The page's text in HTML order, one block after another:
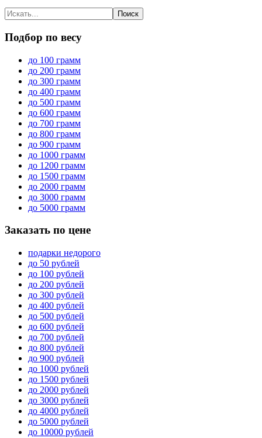
Подбор по весу
до 100 грамм
до 200 грамм
до 300 грамм
до 400 грамм
до 500 грамм
до 600 грамм
до 700 грамм
до 800 грамм
до 900 грамм
до 1000 грамм
до 1200 грамм
до 1500 грамм
до 2000 грамм
до 3000 грамм
до 5000 грамм
Заказать по цене
подарки недорого
до 50 рублей
до 100 рублей
до 200 рублей
до 300 рублей
до 400 рублей
до 500 рублей
до 600 рублей
до 700 рублей
до 800 рублей
до 900 рублей
до 1000 рублей
до 1500 рублей
до 2000 рублей
до 3000 рублей
до 4000 рублей
до 5000 рублей
до 10000 рублей